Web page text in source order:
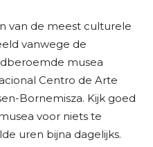
van de meest culturele
vanwege de
musea
Centro de Arte
Bornemisza. Kijk goed
voor niets te
uren bijna dagelijks.